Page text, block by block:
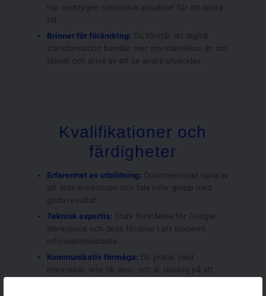
hur verktygen samverkar proaktivt för att spara
tid.
Brinner för förändring: Du förstår att digital
transformation handlar mer om människor än om
teknik och drivs av att se andra utvecklas.
Kvalifikationer och
färdigheter
Erfarenhet av utbildning: Dokumenterad vana av
att leda workshops och tala inför grupp med
goda resultat.
Teknisk expertis: Stark förståelse för Google
Workspace och dess fördelar i ett modernt
informationsarbete.
Kommunikativ förmåga: Du pratar med
människor, inte till dem, och är skicklig på att